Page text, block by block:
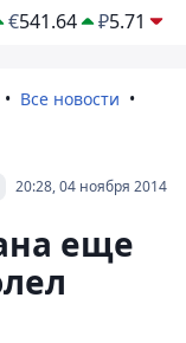
€541.64 ₽5.71
Все новости
20:28, 04 ноября 2014
еще